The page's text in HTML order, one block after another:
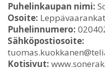
Puhelinkaupan nimi:
Osoite:
Puhelinnumero:
Sähköpostiosoite:
Kotisivut: